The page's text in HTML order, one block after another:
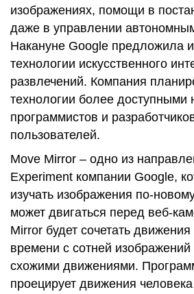
изображениях, помощи в
даже в управлении
Накануне Google предложила
технологии искусственного
развлечений. Компания
технологии более доступными
программистов и
пользователей.
Move Mirror – одно из
Experiment компании Google,
изучать изображения по-
может двигаться перед веб-
Mirror будет сочетать
времени с сотней
схожими движениями.
проецирует движения